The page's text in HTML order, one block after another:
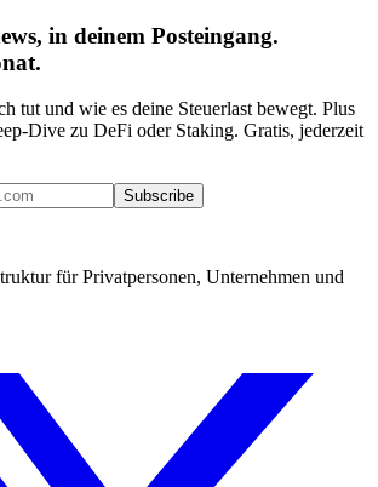
in deinem Posteingang.
tut und wie es deine Steuerlast bewegt. Plus
Dive zu DeFi oder Staking. Gratis, jederzeit
Subscribe
für Privatpersonen, Unternehmen und